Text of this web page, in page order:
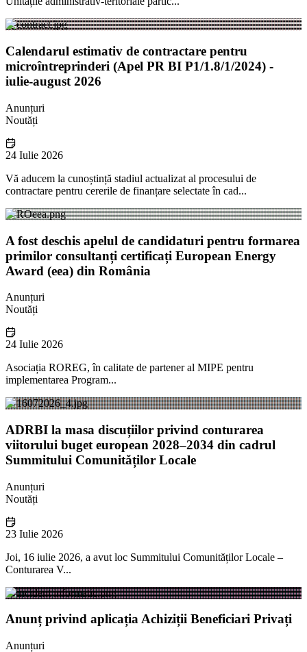
Calendarul estimativ de contractare pentru
microîntreprinderi (Apel PR BI P1/1.8/1/2024) -
iulie-august 2026
Anunțuri
Noutăți
24 Iulie 2026
Vă aducem la cunoștință stadiul actualizat al procesului de
contractare pentru cererile de finanțare selectate în cad...
A fost deschis apelul de candidaturi pentru formarea
primilor consultanți certificați European Energy
Award (eea) din România
Anunțuri
Noutăți
24 Iulie 2026
Asociația ROREG, în calitate de partener al MIPE pentru
implementarea Program...
ADRBI la masa discuțiilor privind conturarea
viitorului buget european 2028–2034 din cadrul
Summitului Comunităților Locale
Anunțuri
Noutăți
23 Iulie 2026
Joi, 16 iulie 2026, a avut loc Summitului Comunităților Locale –
Conturarea V...
Anunț privind aplicația Achiziții Beneficiari Privați
Anunțuri